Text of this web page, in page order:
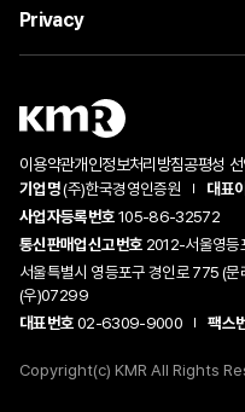
Privacy
이용약관개인정보처리방침공평성
기업명(주)한국경영인증원 대표
사업자등록번호105-86-32572
통신판매업신고번호 2012-서울영
서울특별시 영등포구 경인로 775 (
(우)07299
대표번호02-6309-9000 팩스
Copyright(c) KMR All Rights